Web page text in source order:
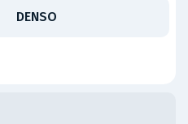
DENSO